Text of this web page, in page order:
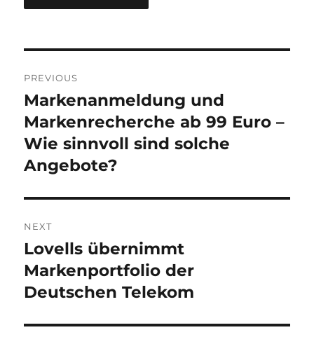
navigation
PREVIOUS
Previous
post:
Markenanmeldung und
Markenrecherche ab 99 Euro –
Wie sinnvoll sind solche
Angebote?
NEXT
Next
post:
Lovells übernimmt
Markenportfolio der
Deutschen Telekom